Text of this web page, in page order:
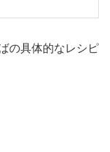
の具体的なレシピ